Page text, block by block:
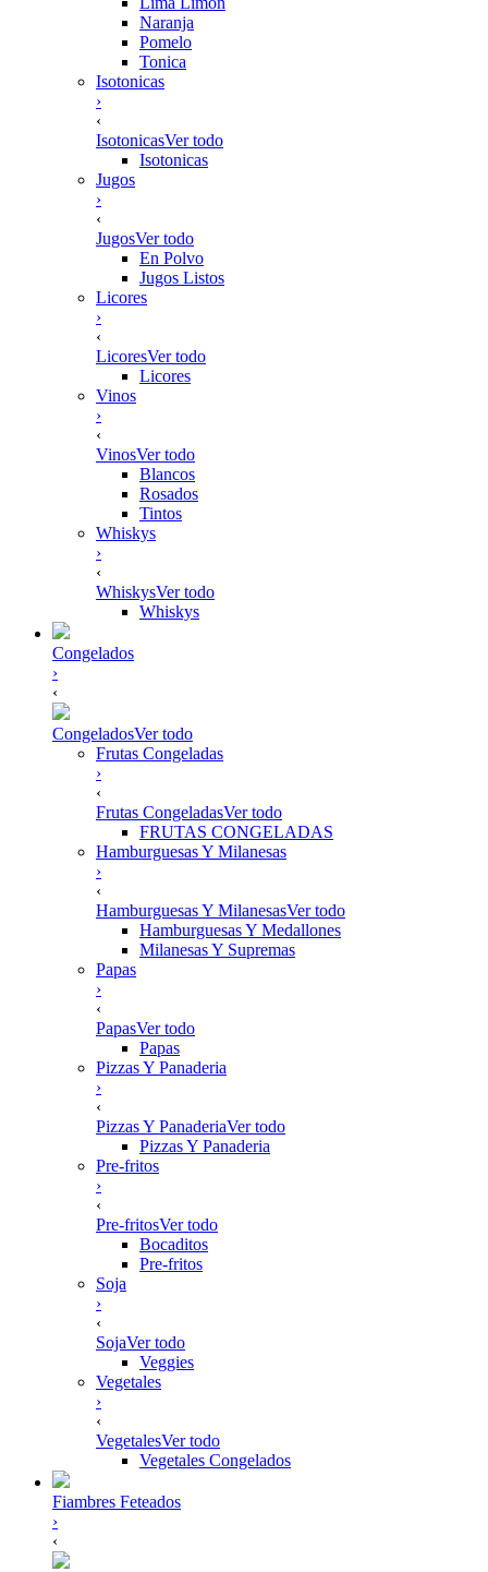
Naranja
Pomelo
Tonica
Isotonicas
›
‹
IsotonicasVer todo
Isotonicas
Jugos
›
‹
JugosVer todo
En Polvo
Jugos Listos
Licores
›
‹
LicoresVer todo
Licores
Vinos
›
‹
VinosVer todo
Blancos
Rosados
Tintos
Whiskys
›
‹
WhiskysVer todo
Whiskys
Congelados
›
‹
CongeladosVer todo
Frutas Congeladas
›
‹
Frutas CongeladasVer todo
FRUTAS CONGELADAS
Hamburguesas Y Milanesas
›
‹
Hamburguesas Y MilanesasVer todo
Hamburguesas Y Medallones
Milanesas Y Supremas
Papas
›
‹
PapasVer todo
Papas
Pizzas Y Panaderia
›
‹
Pizzas Y PanaderiaVer todo
Pizzas Y Panaderia
Pre-fritos
›
‹
Pre-fritosVer todo
Bocaditos
Pre-fritos
Soja
›
‹
SojaVer todo
Veggies
Vegetales
›
‹
VegetalesVer todo
Vegetales Congelados
Fiambres Feteados
›
‹